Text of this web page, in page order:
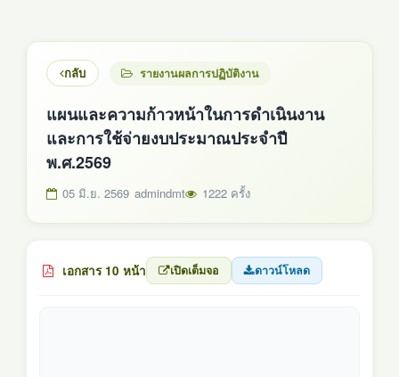
กลับ รายงานผลการปฏิบัติงาน
แผนและความก้าวหน้าในการดำเนินงาน
และการใช้จ่ายงบประมาณประจำปี
พ.ศ.2569
05 มิ.ย. 2569 admindmt 1222 ครั้ง
เอกสาร 10 หน้า เปิดเต็มจอ ดาวน์โหลด